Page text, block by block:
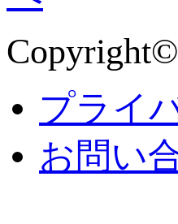
プライ
お問い